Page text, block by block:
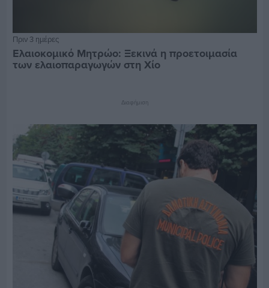
Πριν 3 ημέρες
Ελαιοκομικό Μητρώο: Ξεκινά η προετοιμασία
των ελαιοπαραγωγών στη Χίο
Διαφήμιση